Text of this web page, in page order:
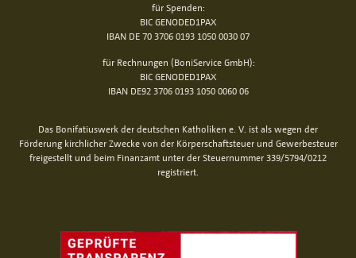
für Spenden:
BIC GENODED1PAX
IBAN DE 70 3706 0193 1050 0030 07
für Rechnungen (BoniService GmbH):
BIC GENODED1PAX
IBAN DE92 3706 0193 1050 0060 06
Das Bonifatiuswerk der deutschen Katholiken e. V. ist als wegen der
Förderung kirchlicher Zwecke von der Körperschaftsteuer und Gewerbesteuer
freigestellt und beim Finanzamt unter der Steuernummer 339/5794/0212
registriert.